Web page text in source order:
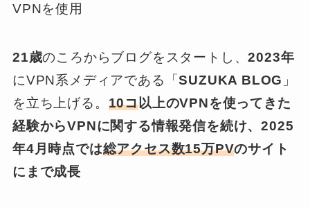
VPNを使用
21歳のころからブログをスタートし、2023年
にVPN系メディアである「SUZUKA BLOG 」
を立ち上げる。 10コ以上のVPNを使ってきた
経験からVPNに関する情報発信を続け、2025
年4月時点では総アクセス数15万PVのサイト
にまで成長